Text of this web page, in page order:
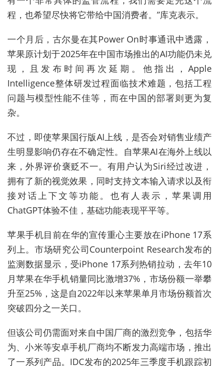
程，也希望尽快将它带给中国消费者。”库克表示。
一个月后，古尔曼在其Power On时事通讯中透露，
苹果原计划于2025年在中国市场推出的AI功能仍未兑
现，且发布时间再次延期。他指出，Apple
Intelligence整体研发过程面临技术难题，包括工程
问题与模型性能不佳等，而在中国的部署则更为复
杂。
不过，即使苹果国行版AI上线，是否会对销售业绩产
生明显影响仍存在不确定性。自苹果AI在海外上线以
来，外界评价褒贬不一。有用户认为Siri经过改进，
拥有了新的视觉效果，同时支持文本输入请求以及衔
接对话上下文等功能。也有人表示，苹果调用
ChatGPT体验不佳，基础功能表现平平等。
苹果手机目前在华的宣传重心主要放在iPhone 17系
列上。市场研究公司Counterpoint Research发布的
监测数据显示，受iPhone 17系列热销拉动，去年10
月苹果在华手机销量同比激增37%，市场份额一举攀
升至25%，这是自2022年以来苹果单月市场份额首次
突破四分之一关口。
但该公司仍需面对来自中国厂商的激烈竞争，包括华
为、小米等安卓手机厂商均不断发力高端市场，推出
了一系列产品。IDC发布的2025年三季度手机跟踪初